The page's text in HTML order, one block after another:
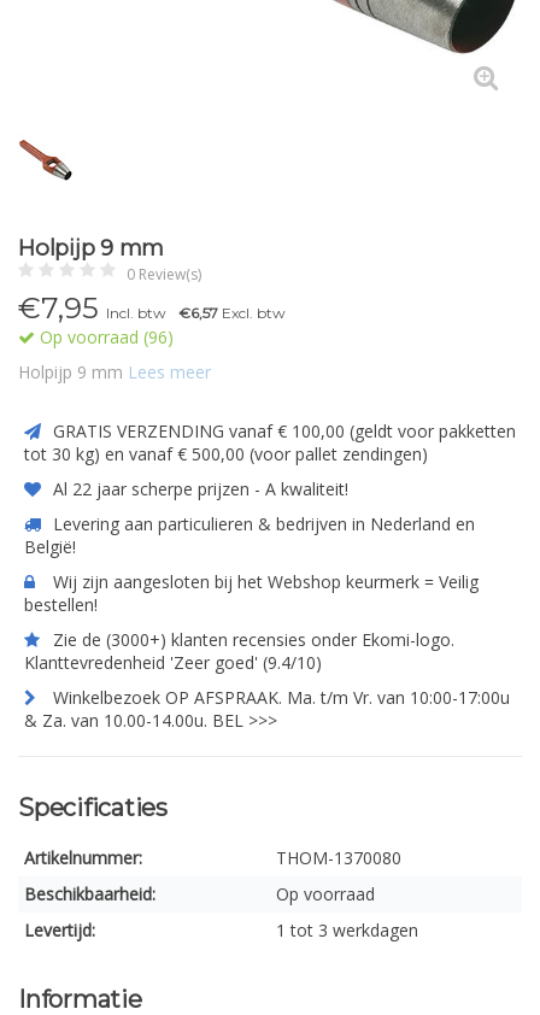
Holpijp 9 mm
0 Review(s)
€7,95 Incl. btw €6,57 Excl. btw
Op voorraad (96)
Holpijp 9 mm Lees meer
GRATIS VERZENDING vanaf € 100,00 (geldt voor pakketten
tot 30 kg) en vanaf € 500,00 (voor pallet zendingen)
Al 22 jaar scherpe prijzen - A kwaliteit!
Levering aan particulieren & bedrijven in Nederland en
België!
Wij zijn aangesloten bij het Webshop keurmerk = Veilig
bestellen!
Zie de (3000+) klanten recensies onder Ekomi-logo.
Klanttevredenheid 'Zeer goed' (9.4/10)
Winkelbezoek OP AFSPRAAK. Ma. t/m Vr. van 10:00-17:00u
& Za. van 10.00-14.00u. BEL >>>
Specificaties
Artikelnummer:
THOM-1370080
Beschikbaarheid:
Op voorraad
Levertijd:
1 tot 3 werkdagen
Informatie